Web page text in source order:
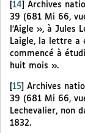
14
Archives
39 (681 Mi 66,
l’Aigle », à Jules
Laigle, la lettre a
commencé à
huit mois ».
[15] Archives
39 (681 Mi 66,
Lechevalier, non
1832.